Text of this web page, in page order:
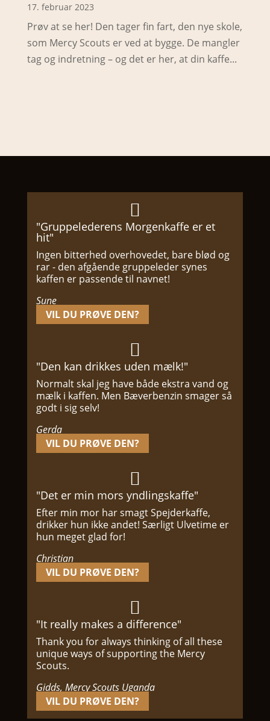
17. februar 2023
Prøv at se her! Den tager fin fart, den nye skole,
som Mercy Scouts er ved at bygge. De mangler
tag og indretning – og det er her, at din kaffe...

"Gruppelederens Morgenkaffe er et
hit"
Ingen bitterhed overhovedet, bare blød og
rar - den afgående gruppeleder synes
kaffen er passende til navnet!
Sune
VIL DU PRØVE DEN?

"Den kan drikkes uden mælk!"
Normalt skal jeg have både ekstra vand og
mælk i kaffen. Men Bæverbenzin smager så
godt i sig selv!
Gerda
VIL DU PRØVE DEN?

"Det er min mors yndlingskaffe"
Efter min mor har smagt Spejderkaffe,
drikker hun ikke andet! Særligt Ulvetime er
hun meget glad for!
Christian
VIL DU PRØVE DEN?

"It really makes a difference"
Thank you for always thinking of all these
unique ways of supporting the Mercy
Scouts.
Gidds, Mercy Scouts Uganda
VIL DU PRØVE DEN?